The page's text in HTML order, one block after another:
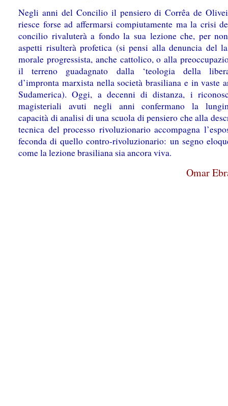
Negli anni del Concilio il pensiero di Corrêa de
riesce forse ad affermarsi compiutamente ma la crisi
concilio rivaluterà a fondo la sua lezione che, per
aspetti risulterà profetica (si pensi alla denuncia del
morale progressista, anche cattolico, o alla
il terreno guadagnato dalla ‘teologia della
d’impronta marxista nella società brasiliana e in vaste
Sudamerica). Oggi, a decenni di distanza, i
magisteriali avuti negli anni confermano la
capacità di analisi di una scuola di pensiero che alla
tecnica del processo rivoluzionario accompagna
feconda di quello contro-rivoluzionario: un segno
come la lezione brasiliana sia ancora viva.
Omar